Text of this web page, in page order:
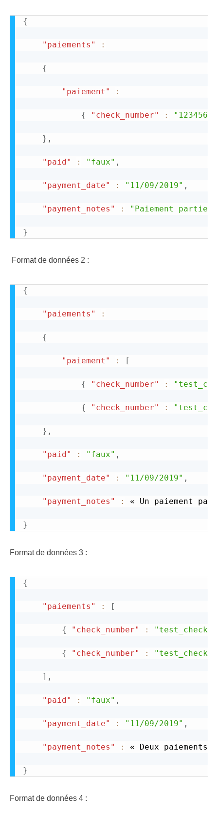
{
"paiements" :
{
"paiement" :
{ "check_number" : "1234567"
} ,
"paid" : "faux" ,
"payment_date" : "11/09/2019" ,
"payment_notes" : "Paiement partiel
}
Format de données 2 :
{
"paiements" :
{
"paiement" : [
{ "check_number" :
{ "check_number" :
} ,
"paid" : "faux" ,
"payment_date" : "11/09/2019" ,
"payment_notes" : « Un paiement
}
Format de données 3 :
{
"paiements" : [
{ "check_number" :
{ "check_number" :
] ,
"paid" : "faux" ,
"payment_date" : "11/09/2019" ,
"payment_notes" : « Deux paiements
}
Format de données 4 :